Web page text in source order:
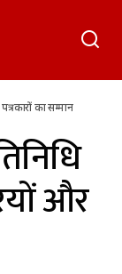
का सम्मान
और